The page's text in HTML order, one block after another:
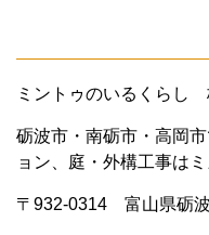
ミントゥのいるくらし
砺波市・南砺市・高岡
ョン、庭・外構工事は
〒932-0314 富山県砺